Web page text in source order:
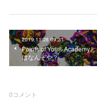
2019.11.28 09:31
Points of You®︎ Academyと
はなんぞや？
0コメント